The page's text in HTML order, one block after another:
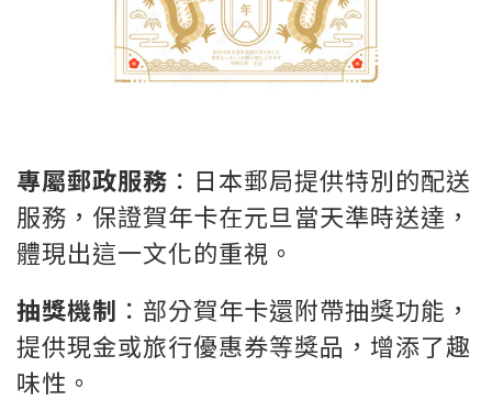
專屬郵政服務 ：日本郵局提供特別的配送
服務，保證賀年卡在元旦當天準時送達，
體現出這一文化的重視。
抽獎機制 ：部分賀年卡還附帶抽獎功能，
提供現金或旅行優惠券等獎品，增添了趣
味性。